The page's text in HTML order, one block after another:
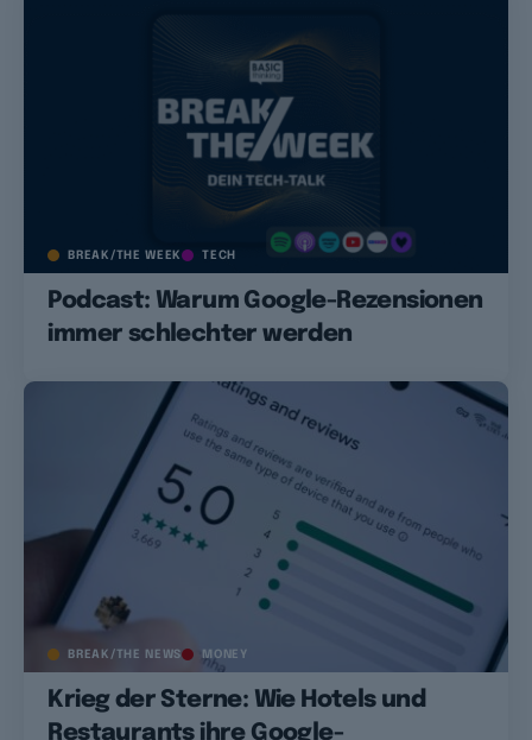
BREAK/THE WEEK TECH
Podcast: Warum Google-Rezensionen
immer schlechter werden
BREAK/THE NEWS MONEY
Krieg der Sterne: Wie Hotels und
Restaurants ihre Google-